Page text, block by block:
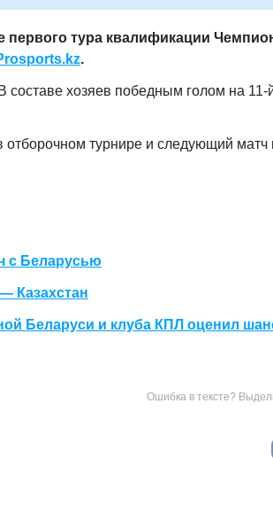
первого тура квалификации
.
В составе хозяев победным голом на 11-
отборочном турнире и следующий матч
с Беларусью
Казахстан
Беларуси и клуба КПЛ оценил
Ошибка в тексте?